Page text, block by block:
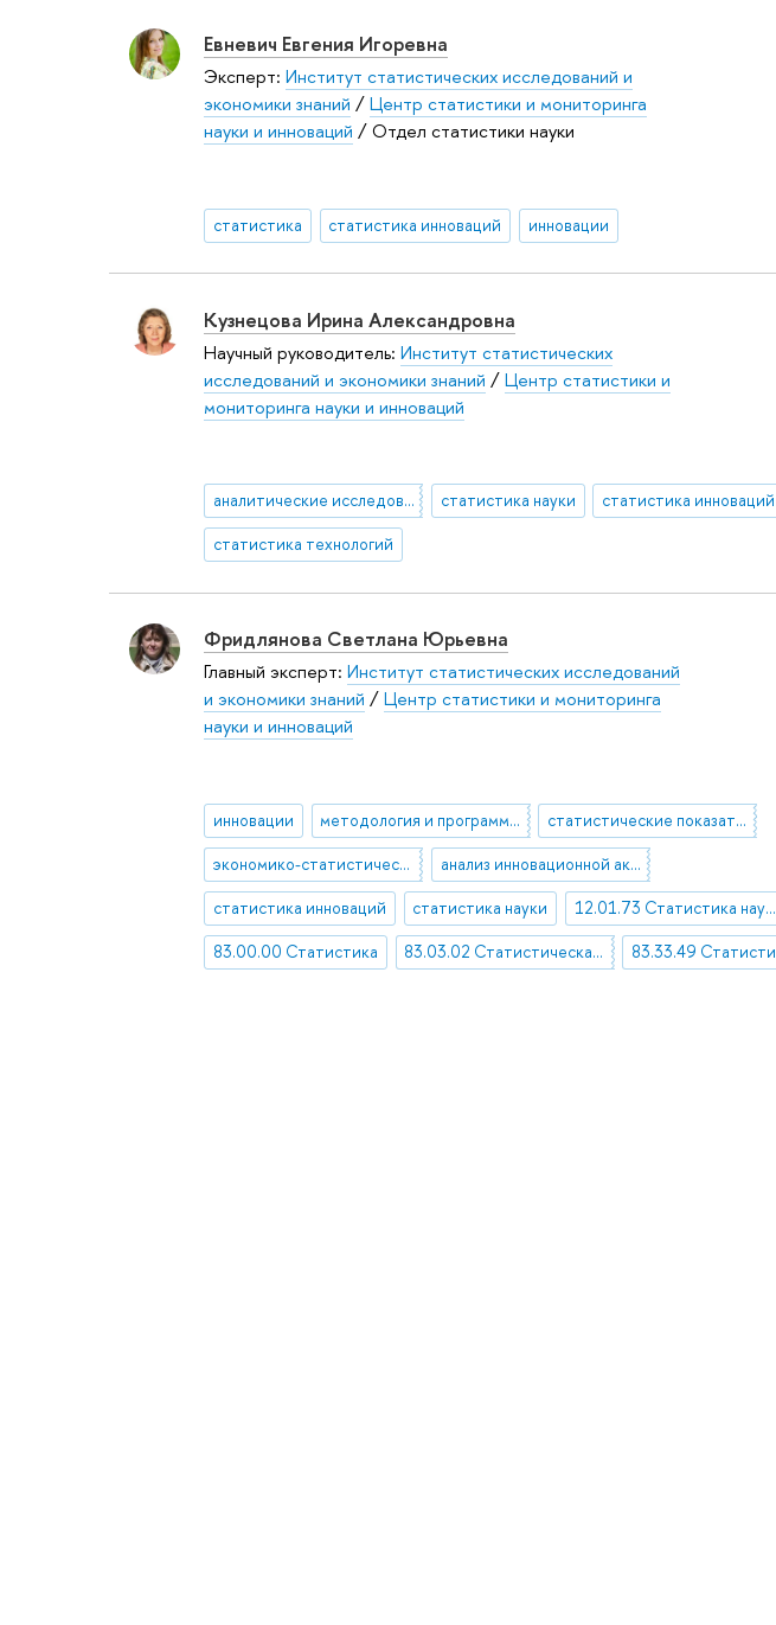
Евневич Евгения Игоревна
Эксперт: Институт статистических исследований и
экономики знаний /Центр статистики и мониторинга
науки и инноваций / Отдел статистики науки
статистика статистика инноваций инновации
Кузнецова Ирина Александровна
Научный руководитель: Институт статистических
исследований и экономики знаний /Центр статистики и
мониторинга науки и инноваций
аналитические исследования статистика науки статистика инноваций
статистика технологий
Фридлянова Светлана Юрьевна
Главный эксперт: Институт статистических исследований
и экономики знаний /Центр статистики и мониторинга
науки и инноваций
инновации методология и программа статистического наблюдения инновационной деятельности статистические показатели инновационной деятельности
экономико-статистические исследования инновационных процессов в России анализ инновационной активности предприятий, ресурсов и результатов иновационной деятельности
статистика инноваций статистика науки 12.01.73 Статистика науки
83.00.00 Статистика 83.03.02 Статистическая методология